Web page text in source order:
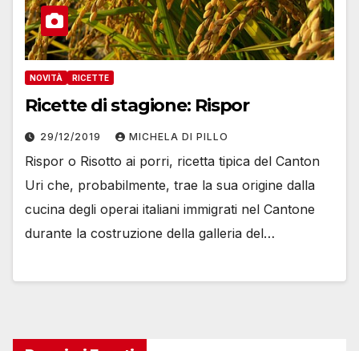
NOVITÀ RICETTE
Ricette di stagione: Rispor
29/12/2019 MICHELA DI PILLO
Rispor o Risotto ai porri, ricetta tipica del Canton
Uri che, probabilmente, trae la sua origine dalla
cucina degli operai italiani immigrati nel Cantone
durante la costruzione della galleria del…